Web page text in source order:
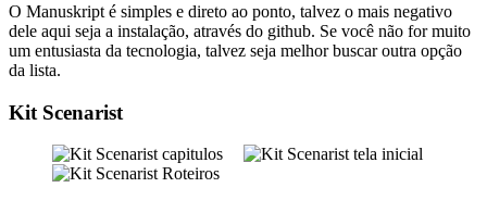
O Manuskript é simples e direto ao ponto, talvez o mais negativo
dele aqui seja a instalação, através do github. Se você não for muito
um entusiasta da tecnologia, talvez seja melhor buscar outra opção
da lista.
Kit Scenarist